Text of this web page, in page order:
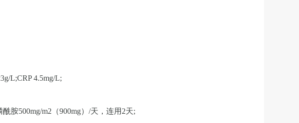
L;CRP 4.5mg/L;
胺500mg/m2（900mg）/天，连用2天;